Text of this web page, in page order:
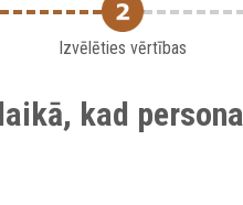
Izvēlēties vērtības
kad